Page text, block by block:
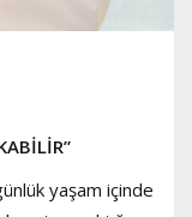
yaşam içinde